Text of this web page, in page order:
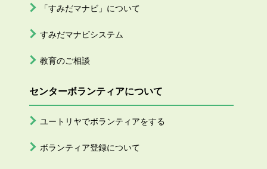
「すみだマナビ」について
すみだマナビシステム
教育のご相談
センターボランティアについて
ユートリヤでボランティアをする
ボランティア登録について